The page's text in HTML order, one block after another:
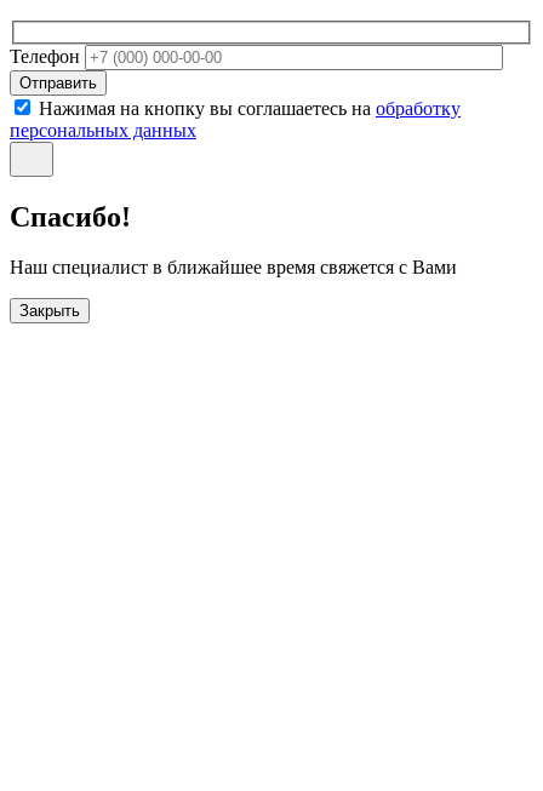
Телефон
Отправить
Нажимая на кнопку вы соглашаетесь на обработку
персональных данных
Спасибо!
Наш специалист в ближайшее время свяжется с Вами
Закрыть